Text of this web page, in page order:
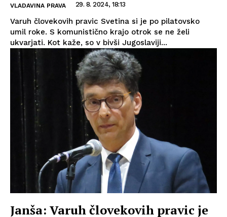
VLADAVINA PRAVA 29. 8. 2024, 18:13
Varuh človekovih pravic Svetina si je po pilatovsko
umil roke. S komunistično krajo otrok se ne želi
ukvarjati. Kot kaže, so v bivši Jugoslaviji...
Janša: Varuh človekovih pravic je